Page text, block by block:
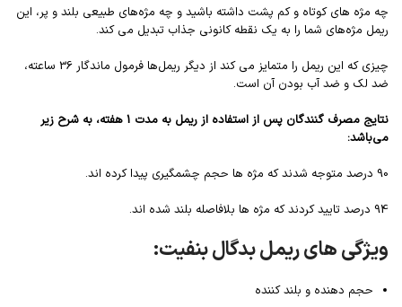
چه مژه های کوتاه و کم پشت داشته باشید و چه مژه‌های طبیعی بلند و پر، این
ریمل مژه‌های شما را به یک نقطه کانونی جذاب تبدیل می کند.
چیزی که این ریمل را متمایز می کند از دیگر ریمل‌ها فرمول ماندگار 36 ساعته،
ضد لک و ضد آب بودن آن است.
نتایج مصرف گنندگان پس از استفاده از ریمل به مدت 1 هفته، به شرح زیر
می‌باشد:
90 درصد متوجه شدند که مژه ها حجم چشمگیری پیدا کرده اند.
94 درصد تایید کردند که مژه ها بلافاصله بلند شده اند.
ویژگی های ریمل بدگال بنفیت:
حجم دهنده و بلند کننده